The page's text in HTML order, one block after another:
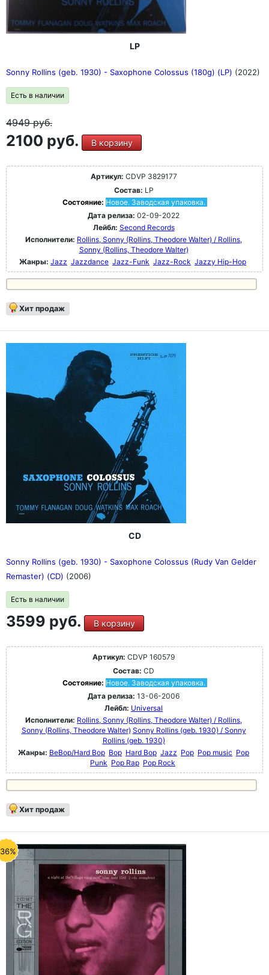
LP
Sonny Rollins (geb. 1930) - Saxophone Colossus (180g) (LP) (2022)
Есть в наличии
4949руб.
2100 руб. В корзину
Артикул: CDVP 3829177
Состав: LP
Состояние: Новое. Заводская упаковка.
Дата релиза: 02-09-2022
Лейбл: Second Records
Исполнители: Rollins, Sonny (Rollins, Theodore Walter) / Rollins,
Sonny (Rollins, Theodore Walter)
Жанры: Jazz Jazzdance Jazz-Funk Jazz-Rock Jazzy Hip-Hop
Хит продаж
CD
Sonny Rollins (geb. 1930) - Saxophone Colossus (Rudy Van Gelder
Remaster) (CD) (2006)
Есть в наличии
3599 руб. В корзину
Артикул: CDVP 160579
Состав: CD
Состояние: Новое. Заводская упаковка.
Дата релиза: 13-06-2006
Лейбл: Universal
Исполнители: Rollins, Sonny (Rollins, Theodore Walter) / Rollins,
Sonny (Rollins, Theodore Walter) Sonny Rollins (geb. 1930) / Sonny
Rollins (geb. 1930)
Жанры: BeBop/Hard Bop Bop Hard Bop Jazz Pop Pop music Pop
Punk Pop Rap Pop Rock
Хит продаж